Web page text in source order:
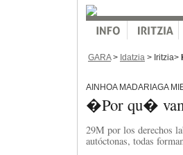
GARA> Idatzia > Iritzia>
AINHOA MADARIAGA
�Por qu�
29M por los derechos
autóctonas, todas